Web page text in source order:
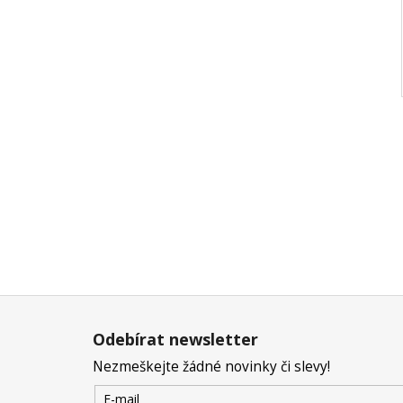
Z
Odebírat newsletter
Nezmeškejte žádné novinky či slevy!
E-mail